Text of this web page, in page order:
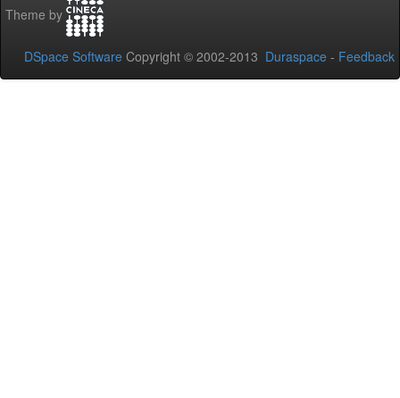
Theme by
DSpace Software Copyright © 2002-2013 Duraspace - Feedback